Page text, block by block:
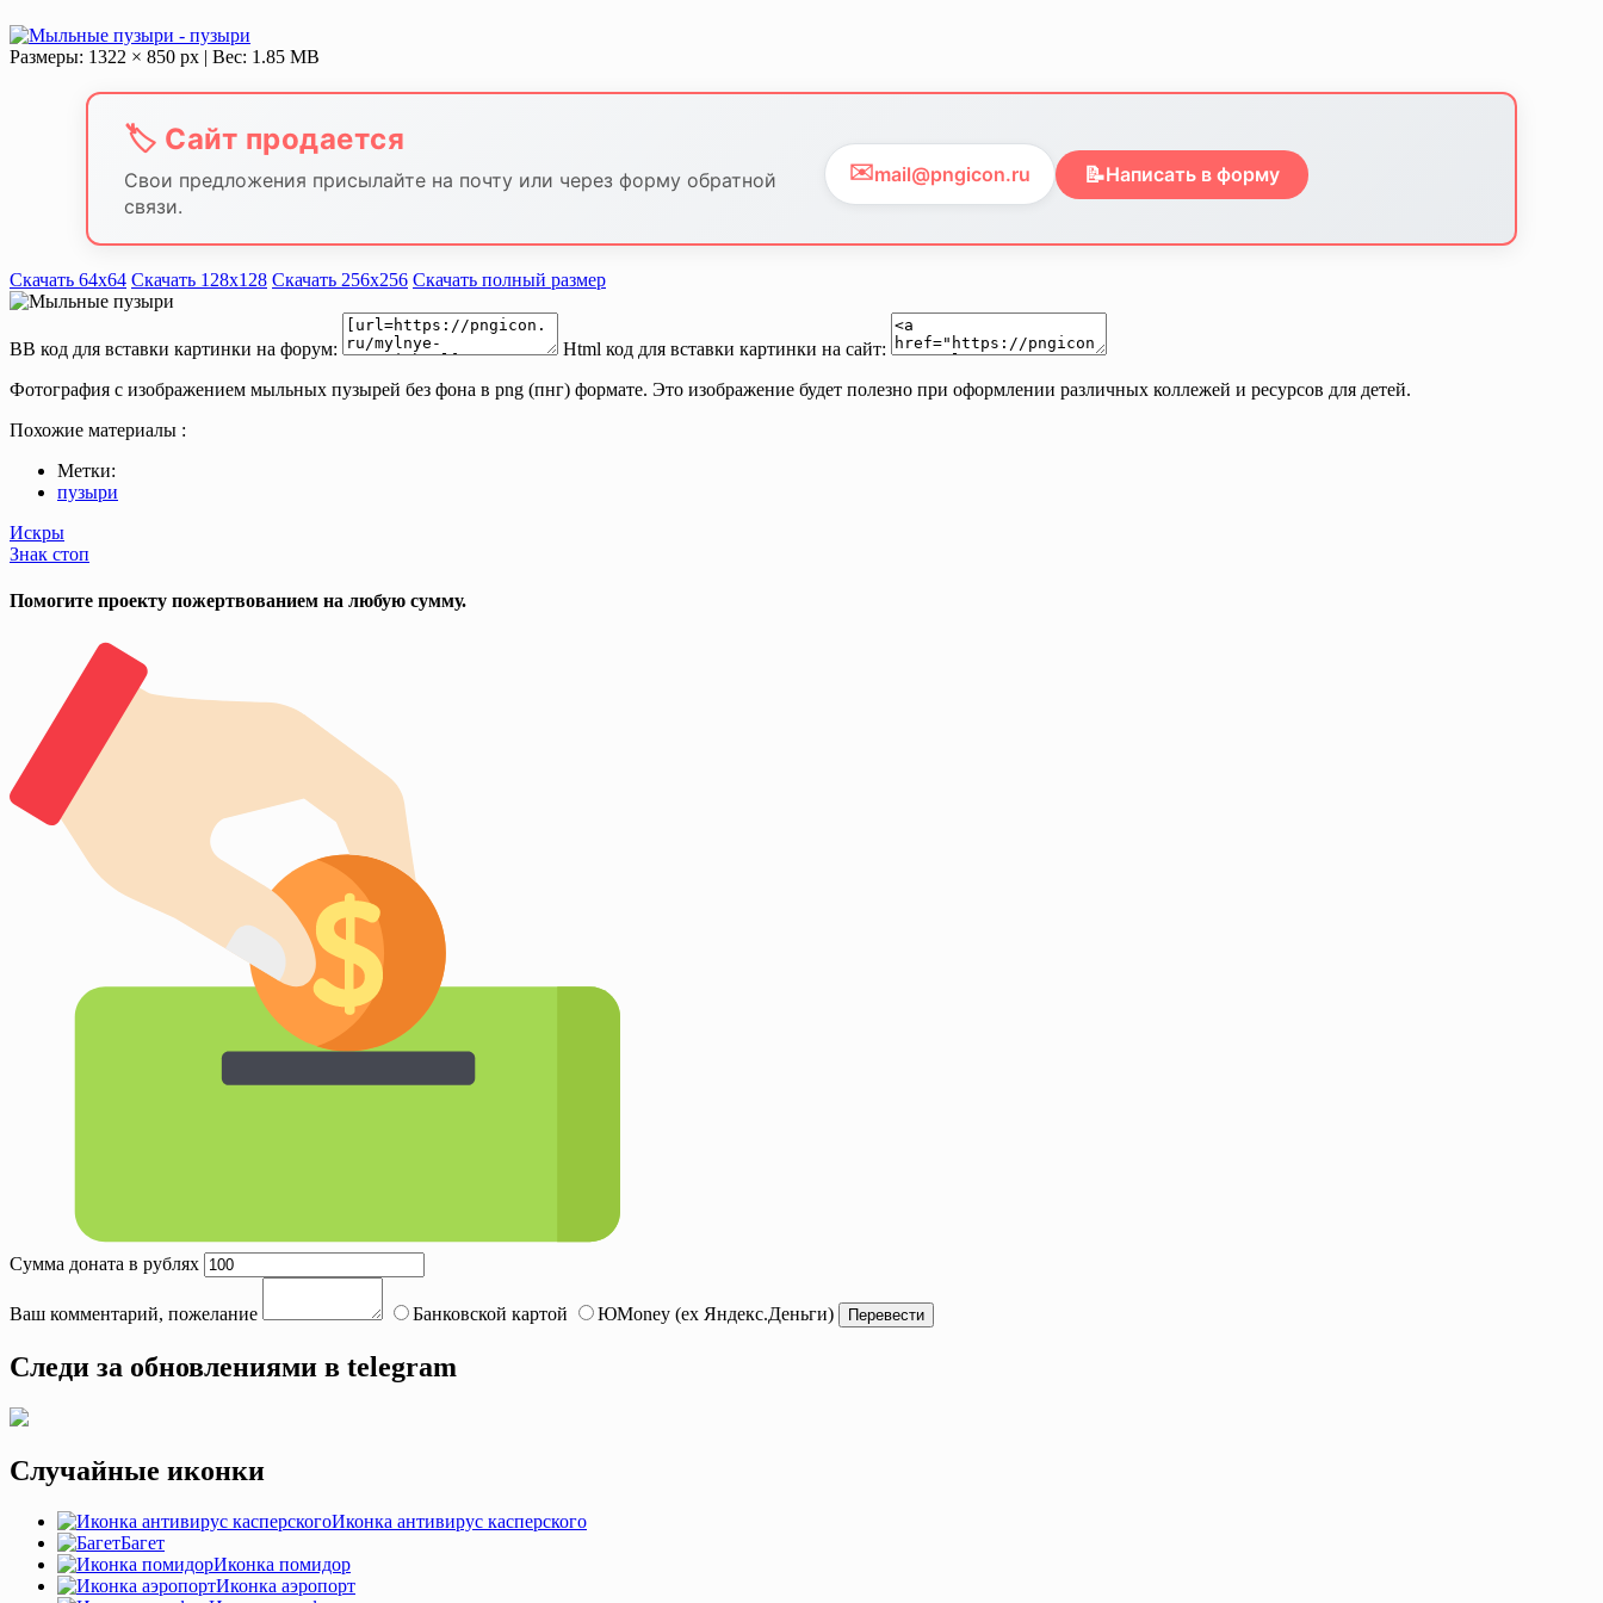
Размеры: 1322 × 850 px | Вес: 1.85 MB
🏷️ Сайт продается
Свои предложения присылайте на почту или через форму обратной
связи.
✉️mail@pngicon.ru 📝Написать в форму
Скачать 64х64 Скачать 128х128 Скачать 256х256 Скачать полный размер
BB код для вставки картинки на форум:
Html код для вставки картинки на сайт:
Фотография с изображением мыльных пузырей без фона в png (пнг) формате. Это изображение будет полезно при оформлении различных коллежей и ресурсов для детей.
Похожие материалы :
Метки:
пузыри
Post
navigation
Искры
Знак стоп
Помогите проекту пожертвованием на любую сумму.
Сумма доната в рублях
Ваш комментарий, пожелание Банковской картой ЮMoney (ex Яндекс.Деньги)
Следи за обновлениями в telegram
Случайные иконки
Иконка антивирус касперского
Багет
Иконка помидор
Иконка аэропорт